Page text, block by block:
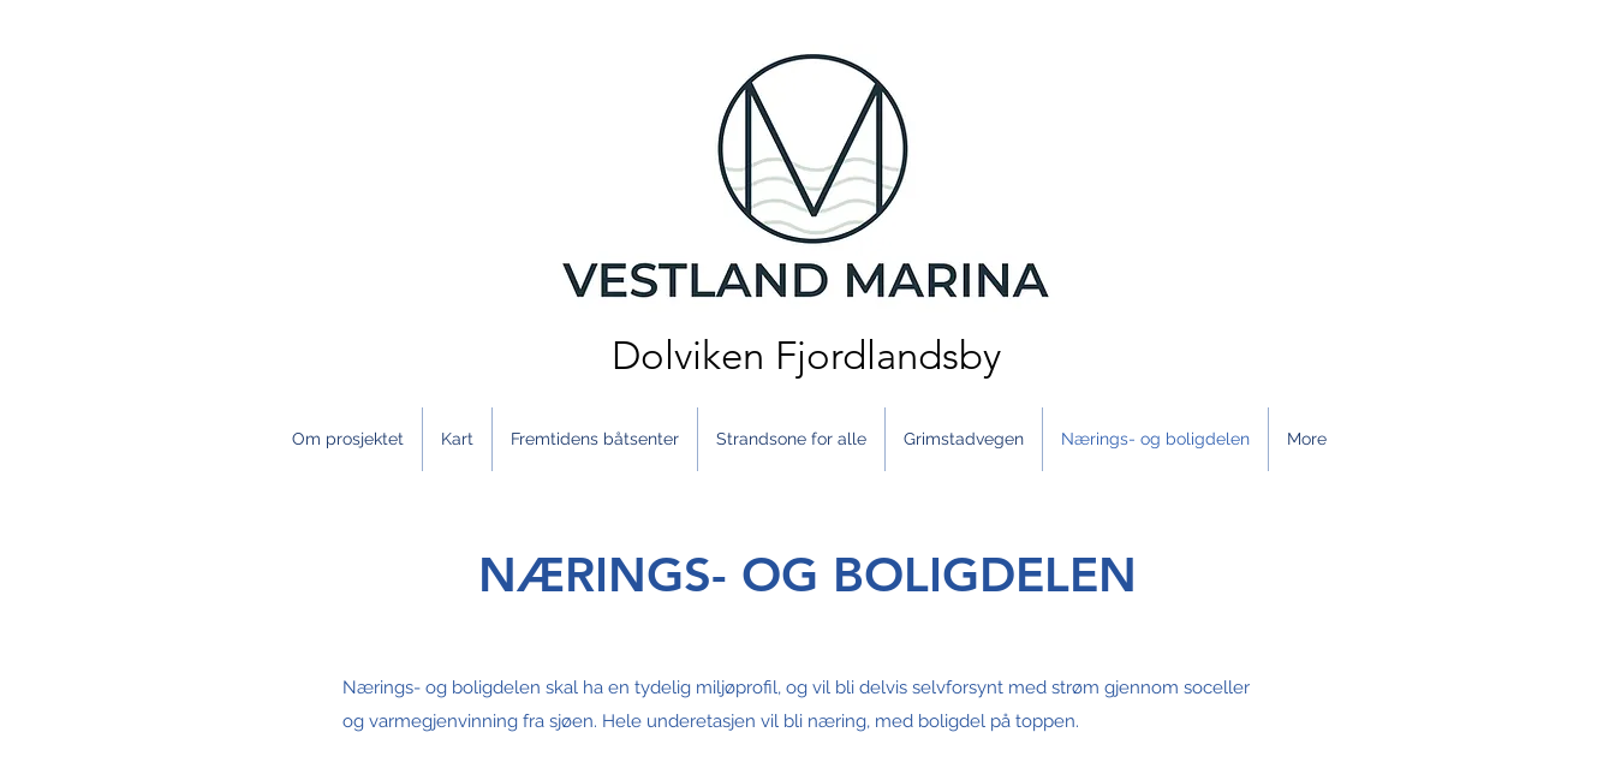
Dolviken Fjordlandsby
Om prosjektet Kart Fremtidens båtsenter Strandsone for alle Grimstadvegen Nærings- og boligdelen More
NÆRINGS- OG BOLIGDELEN
Nærings- og boligdelen skal ha en tydelig miljøprofil, og vil bli delvis selvforsynt med strøm gjennom soceller
og varmegjenvinning fra sjøen. Hele underetasjen vil bli næring, med boligdel på toppen.